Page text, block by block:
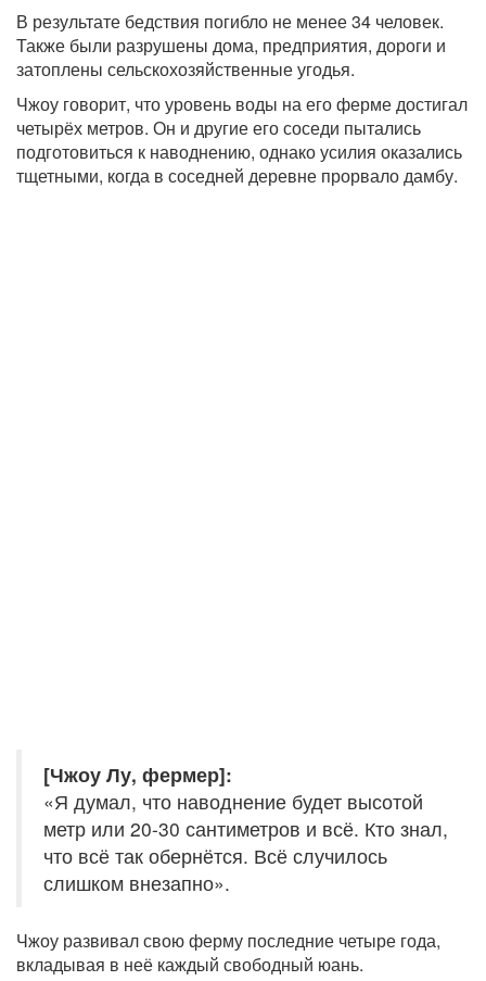
В результате бедствия погибло не менее 34 человек.
Также были разрушены дома, предприятия, дороги и
затоплены сельскохозяйственные угодья.
Чжоу говорит, что уровень воды на его ферме достигал
четырёх метров. Он и другие его соседи пытались
подготовиться к наводнению, однако усилия оказались
тщетными, когда в соседней деревне прорвало дамбу.
[Чжоу Лу, фермер]:
«Я думал, что наводнение будет высотой
метр или 20-30 сантиметров и всё. Кто знал,
что всё так обернётся. Всё случилось
слишком внезапно».
Чжоу развивал свою ферму последние четыре года,
вкладывая в неё каждый свободный юань.